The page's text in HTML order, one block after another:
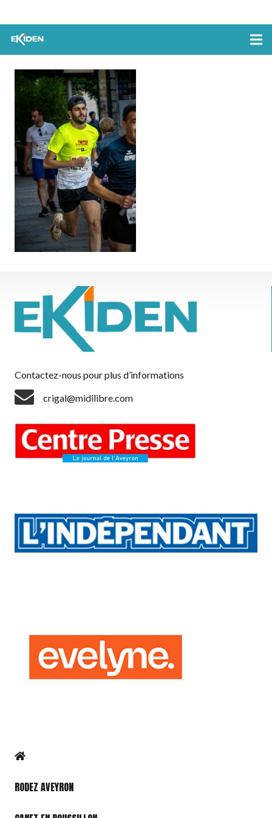
Contactez-nous pour plus d’informations
crigal@midilibre.com
RODEZ AVEYRON